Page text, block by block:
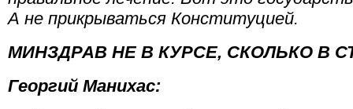
А не прикрываться Конституцией.
МИНЗДРАВ НЕ В КУРСЕ, СКОЛЬКО В
Георгий Манихас: